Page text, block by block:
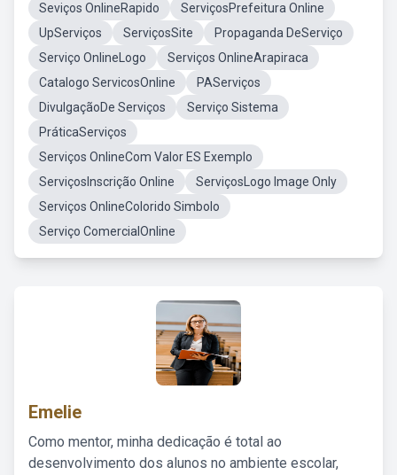
Seviços OnlineRapido
ServiçosPrefeitura Online
UpServiços
ServiçosSite
Propaganda DeServiço
Serviço OnlineLogo
Serviços OnlineArapiraca
Catalogo ServicosOnline
PAServiços
DivulgaçãoDe Serviços
Serviço Sistema
PráticaServiços
Serviços OnlineCom Valor ES Exemplo
ServiçosInscrição Online
ServiçosLogo Image Only
Serviços OnlineColorido Simbolo
Serviço ComercialOnline
Emelie
Como mentor, minha dedicação é total ao
desenvolvimento dos alunos no ambiente escolar,